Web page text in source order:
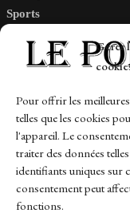
Gérer
Pour offrir les
telles que les cookies
l'appareil. Le
traiter des données
identifiants uniques sur
consentement peut
fonctions.
Sports
Links
Contact
Sitemap